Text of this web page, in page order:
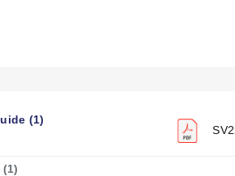
vapore, ottone, normalmente chiusa
vie, uso generale, ottone, normalmente
scopo selezionabile, ottone
(1)